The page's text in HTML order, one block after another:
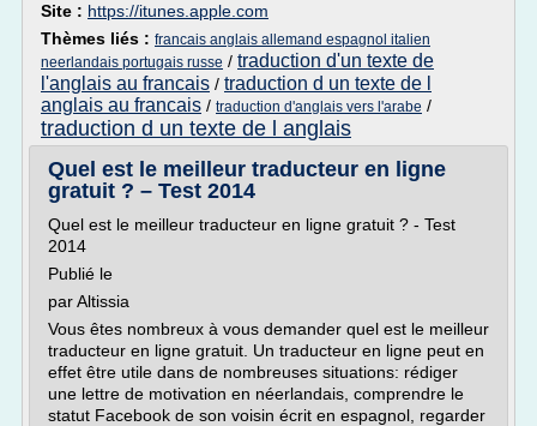
Site : https://itunes.apple.com
Thèmes liés : francais anglais allemand espagnol italien
neerlandais portugais russe / traduction d'un texte de
l'anglais au francais / traduction d un texte de l
anglais au francais / traduction d'anglais vers l'arabe /
traduction d un texte de l anglais
Quel est le meilleur traducteur en ligne
gratuit ? – Test 2014
Quel est le meilleur traducteur en ligne gratuit ? - Test
2014
Publié le
par Altissia
Vous êtes nombreux à vous demander quel est le meilleur
traducteur en ligne gratuit. Un traducteur en ligne peut en
effet être utile dans de nombreuses situations: rédiger
une lettre de motivation en néerlandais, comprendre le
statut Facebook de son voisin écrit en espagnol, regarder